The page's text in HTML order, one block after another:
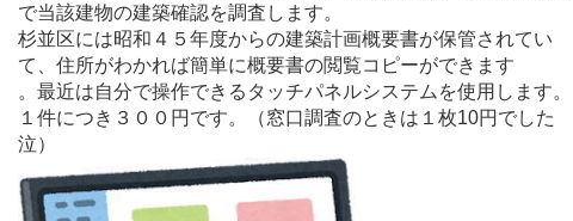
で当該建物の建築確認を調査します。
杉並区には昭和４５年度からの建築計画概要書が保管されてい
て、住所がわかれば簡単に概要書の閲覧コピーができます
。 最近は自分で操作できるタッチパネルシステムを使用します。
１件につき３００円です。（窓口調査のときは１枚10円でした
泣）